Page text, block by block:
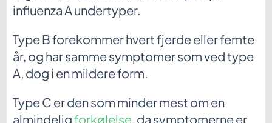
influenza A undertyper.
Type B forekommer hvert fjerde eller femte
år, og har samme symptomer som ved type
A, dog i en mildere form.
Type C er den som minder mest om en
almindeligforkølelse, da symptomerne er